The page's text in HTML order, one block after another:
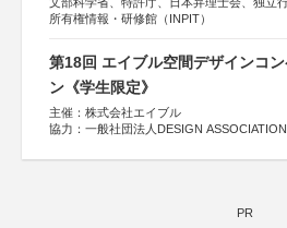
所有権情報・研修館（INPIT）
第18回 エイブル空間デザインコ
ン《学生限定》
主催：株式会社エイブル
協力：一般社団法人DESIGN ASSOCIATION
運営：TOKYO COMPANY株式会社
PR